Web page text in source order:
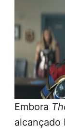
Embora
alcançado